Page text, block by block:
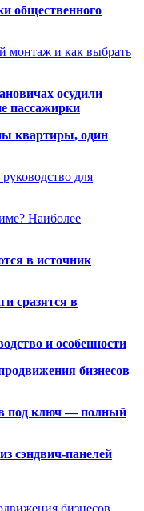
общественного
монтаж и как выбрать
осудили
пассажирки
квартиры, один
для
Наиболее
в источник
сразятся в
и особенности
бизнесов
под ключ — полный
сэндвич-панелей
бизнесов